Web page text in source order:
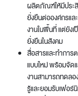
ผลิตภัณฑ์ให้มีประ
ยั่งยืนต่อองค์กรแล
งานในพื้นที่ แต่ยัง
ยั่งยืนในสังคม
สื่อสารและทำการ
แบบใหม่ พร้อมจัด
งานสามารถทดลอ
รู้และยอมรับเฟอร์